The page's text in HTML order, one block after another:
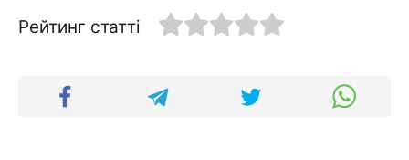
Рейтинг статті